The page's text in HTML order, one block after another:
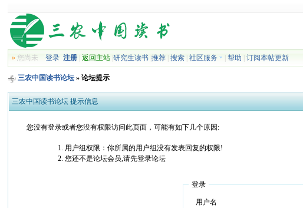
» 您尚未登录 注册 |返回主站 |研究生读书 |推荐 |搜索 |社区服务 |帮助 |订阅本帖更新
三农中国读书论坛 » 论坛提示
三农中国读书论坛 提示信息
您没有登录或者您没有权限访问此页面，可能有如下几个原因:
用户组权限：你所属的用户组没有发表回复的权限!
您还不是论坛会员,请先登录论坛
登录
用户名